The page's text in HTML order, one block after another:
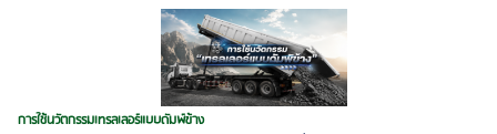
การใช้นวัตกรรมเทรลเลอร์แบบดัมพ์ข้าง